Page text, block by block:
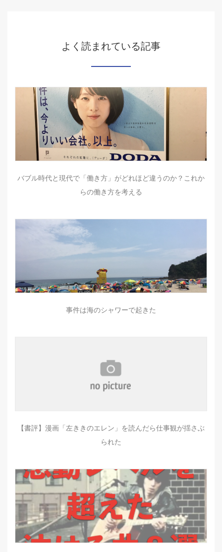
よく読まれている記事
バブル時代と現代で「働き方」がどれほど違うのか？これか
らの働き方を考える
事件は海のシャワーで起きた
【書評】漫画「左ききのエレン」を読んだら仕事観が揺さぶ
られた